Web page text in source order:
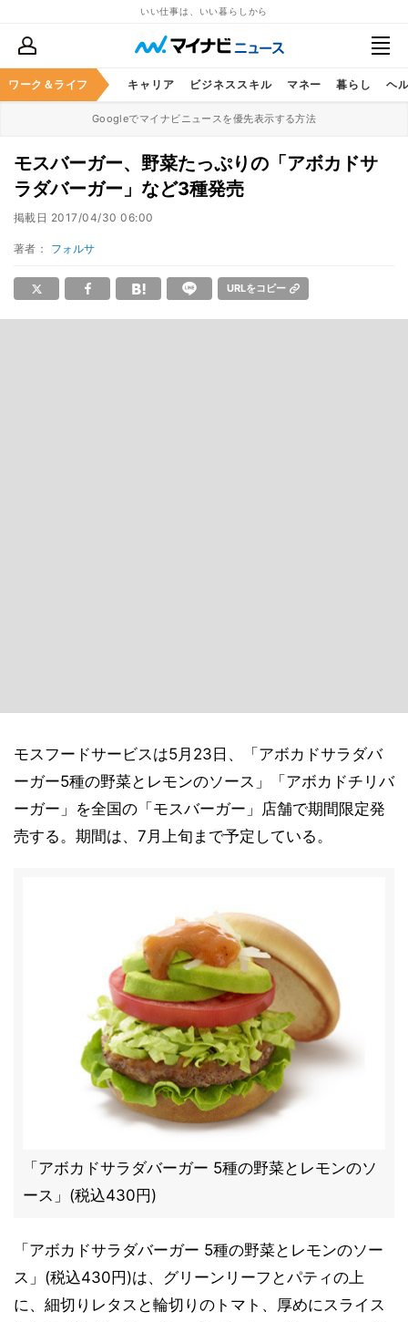
いい仕事は、いい暮らしから
ワーク＆ライフ キャリア ビジネススキル マネー 暮らし ヘ
Googleでマイナビニュースを優先表示する方法
モスバーガー、野菜たっぷりの「アボカドサ
ラダバーガー」など3種発売
掲載日 2017/04/30 06:00
著者： フォルサ
URLをコピー
モスフードサービスは5月23日、「アボカドサラダバ
ーガー5種の野菜とレモンのソース」「アボカドチリバ
ーガー」を全国の「モスバーガー」店舗で期間限定発
売する。期間は、7月上旬まで予定している。
「アボカドサラダバーガー 5種の野菜とレモンのソ
ース」(税込430円)
「アボカドサラダバーガー 5種の野菜とレモンのソー
ス」(税込430円)は、グリーンリーフとパティの上
に、細切りレタスと輪切りのトマト、厚めにスライス